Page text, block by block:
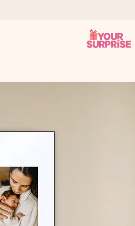
– damit du es genau zum
Reviews (Gesamtergebnis